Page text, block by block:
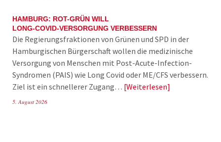
HAMBURG: ROT-GRÜN WILL
LONG-COVID-VERSORGUNG VERBESSERN
Die Regierungsfraktionen von Grünen und SPD in der
Hamburgischen Bürgerschaft wollen die medizinische
Versorgung von Menschen mit Post-Acute-Infection-
Syndromen (PAIS) wie Long Covid oder ME/CFS verbessern.
Ziel ist ein schnellerer Zugang… Weiterlesen
5. August 2026